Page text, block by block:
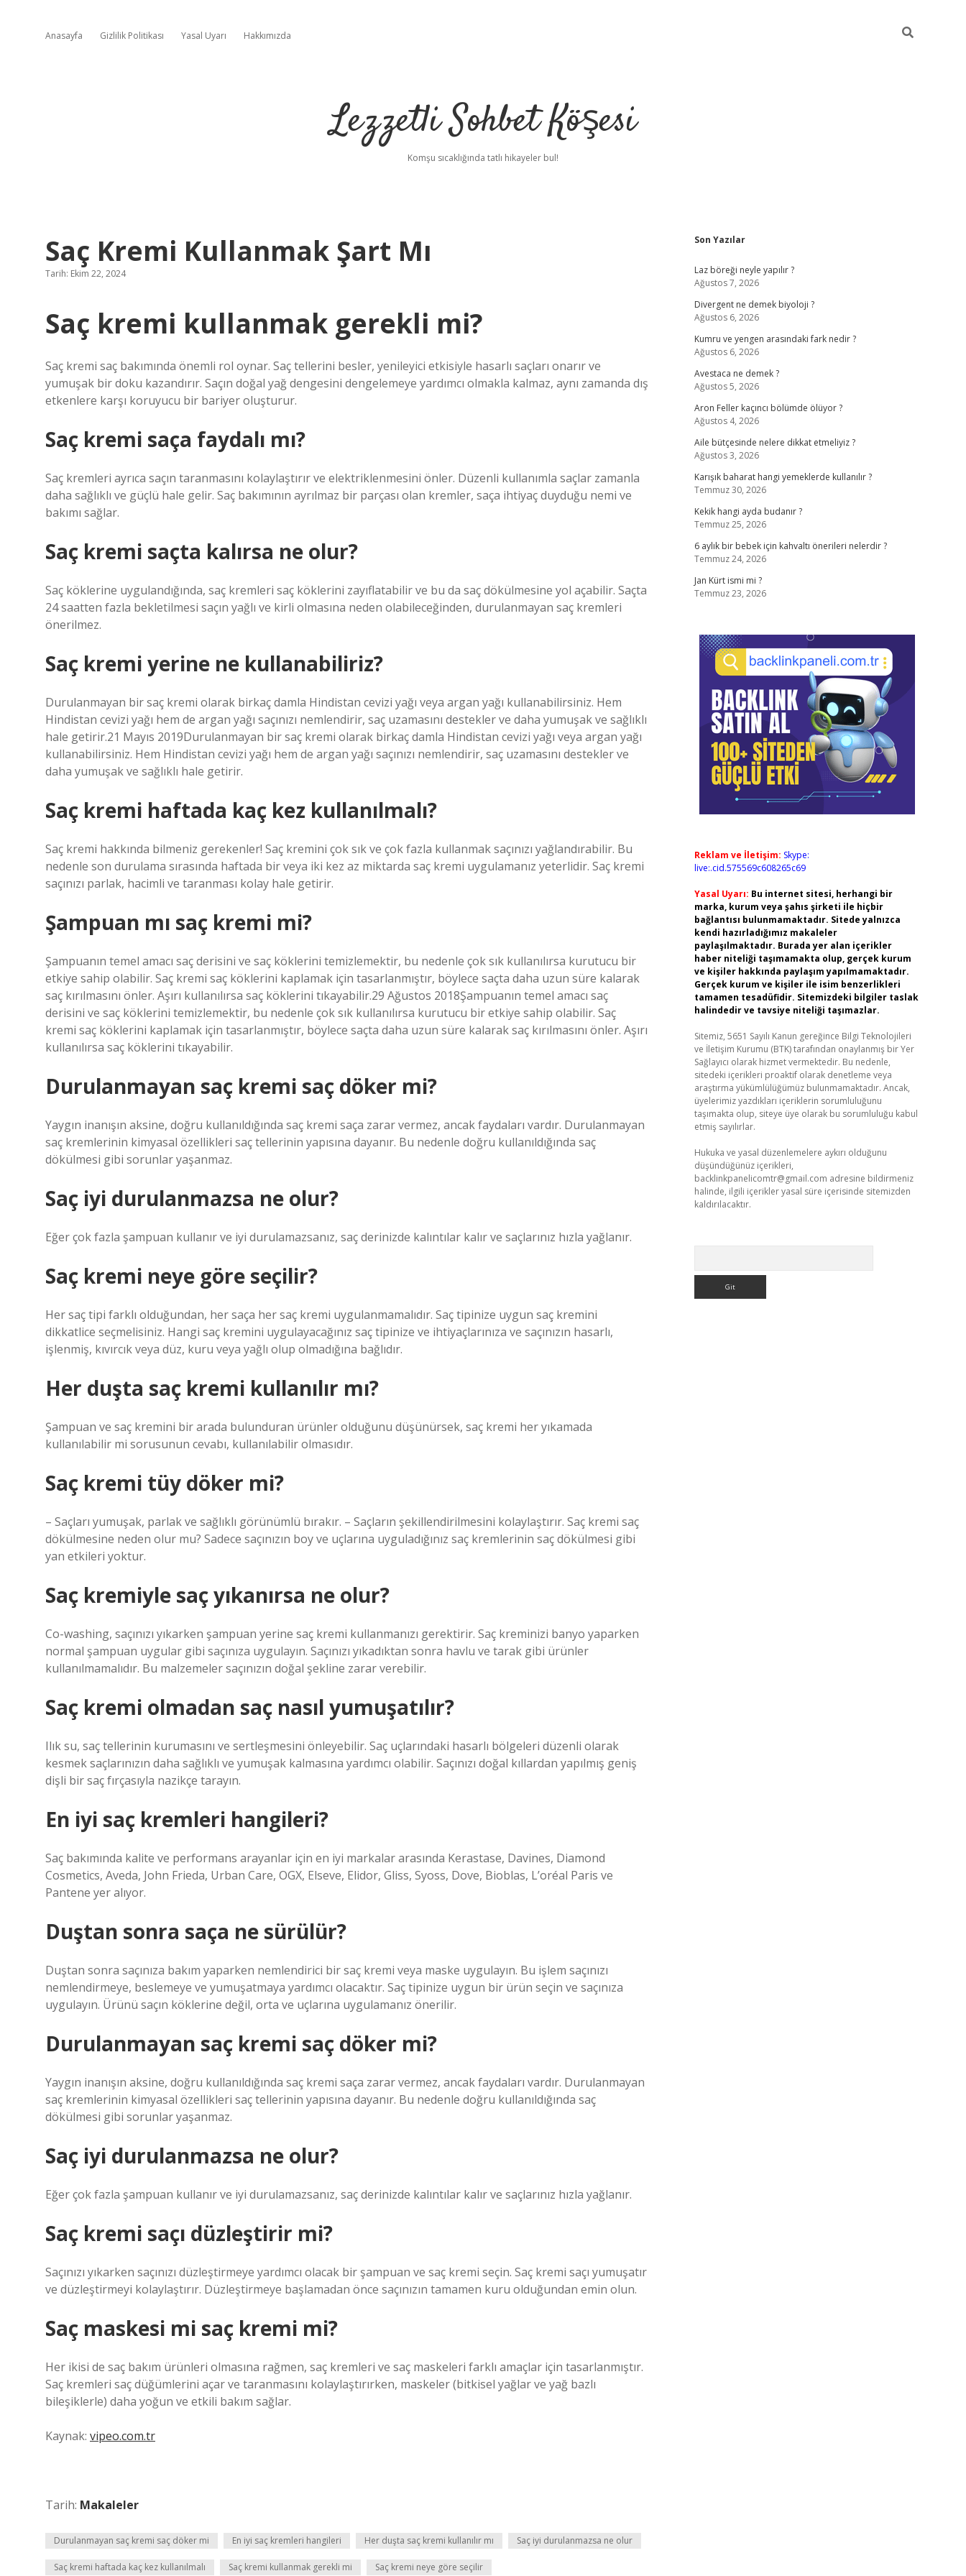
Anasayfa Gizlilik Politikası Yasal Uyarı Hakkımızda
Lezzetli Sohbet Köşesi
Komşu sıcaklığında tatlı hikayeler bul!
Saç Kremi Kullanmak Şart Mı
Tarih: Ekim 22, 2024
Saç kremi kullanmak gerekli mi?
Saç kremi saç bakımında önemli rol oynar. Saç tellerini besler, yenileyici etkisiyle hasarlı saçları onarır ve
yumuşak bir doku kazandırır. Saçın doğal yağ dengesini dengelemeye yardımcı olmakla kalmaz, aynı zamanda dış
etkenlere karşı koruyucu bir bariyer oluşturur.
Saç kremi saça faydalı mı?
Saç kremleri ayrıca saçın taranmasını kolaylaştırır ve elektriklenmesini önler. Düzenli kullanımla saçlar zamanla
daha sağlıklı ve güçlü hale gelir. Saç bakımının ayrılmaz bir parçası olan kremler, saça ihtiyaç duyduğu nemi ve
bakımı sağlar.
Saç kremi saçta kalırsa ne olur?
Saç köklerine uygulandığında, saç kremleri saç köklerini zayıflatabilir ve bu da saç dökülmesine yol açabilir. Saçta
24 saatten fazla bekletilmesi saçın yağlı ve kirli olmasına neden olabileceğinden, durulanmayan saç kremleri
önerilmez.
Saç kremi yerine ne kullanabiliriz?
Durulanmayan bir saç kremi olarak birkaç damla Hindistan cevizi yağı veya argan yağı kullanabilirsiniz. Hem
Hindistan cevizi yağı hem de argan yağı saçınızı nemlendirir, saç uzamasını destekler ve daha yumuşak ve sağlıklı
hale getirir.21 Mayıs 2019Durulanmayan bir saç kremi olarak birkaç damla Hindistan cevizi yağı veya argan yağı
kullanabilirsiniz. Hem Hindistan cevizi yağı hem de argan yağı saçınızı nemlendirir, saç uzamasını destekler ve
daha yumuşak ve sağlıklı hale getirir.
Saç kremi haftada kaç kez kullanılmalı?
Saç kremi hakkında bilmeniz gerekenler! Saç kremini çok sık ve çok fazla kullanmak saçınızı yağlandırabilir. Bu
nedenle son durulama sırasında haftada bir veya iki kez az miktarda saç kremi uygulamanız yeterlidir. Saç kremi
saçınızı parlak, hacimli ve taranması kolay hale getirir.
Şampuan mı saç kremi mi?
Şampuanın temel amacı saç derisini ve saç köklerini temizlemektir, bu nedenle çok sık kullanılırsa kurutucu bir
etkiye sahip olabilir. Saç kremi saç köklerini kaplamak için tasarlanmıştır, böylece saçta daha uzun süre kalarak
saç kırılmasını önler. Aşırı kullanılırsa saç köklerini tıkayabilir.29 Ağustos 2018Şampuanın temel amacı saç
derisini ve saç köklerini temizlemektir, bu nedenle çok sık kullanılırsa kurutucu bir etkiye sahip olabilir. Saç
kremi saç köklerini kaplamak için tasarlanmıştır, böylece saçta daha uzun süre kalarak saç kırılmasını önler. Aşırı
kullanılırsa saç köklerini tıkayabilir.
Durulanmayan saç kremi saç döker mi?
Yaygın inanışın aksine, doğru kullanıldığında saç kremi saça zarar vermez, ancak faydaları vardır. Durulanmayan
saç kremlerinin kimyasal özellikleri saç tellerinin yapısına dayanır. Bu nedenle doğru kullanıldığında saç
dökülmesi gibi sorunlar yaşanmaz.
Saç iyi durulanmazsa ne olur?
Eğer çok fazla şampuan kullanır ve iyi durulamazsanız, saç derinizde kalıntılar kalır ve saçlarınız hızla yağlanır.
Saç kremi neye göre seçilir?
Her saç tipi farklı olduğundan, her saça her saç kremi uygulanmamalıdır. Saç tipinize uygun saç kremini
dikkatlice seçmelisiniz. Hangi saç kremini uygulayacağınız saç tipinize ve ihtiyaçlarınıza ve saçınızın hasarlı,
işlenmiş, kıvırcık veya düz, kuru veya yağlı olup olmadığına bağlıdır.
Her duşta saç kremi kullanılır mı?
Şampuan ve saç kremini bir arada bulunduran ürünler olduğunu düşünürsek, saç kremi her yıkamada
kullanılabilir mi sorusunun cevabı, kullanılabilir olmasıdır.
Saç kremi tüy döker mi?
– Saçları yumuşak, parlak ve sağlıklı görünümlü bırakır. – Saçların şekillendirilmesini kolaylaştırır. Saç kremi saç
dökülmesine neden olur mu? Sadece saçınızın boy ve uçlarına uyguladığınız saç kremlerinin saç dökülmesi gibi
yan etkileri yoktur.
Saç kremiyle saç yıkanırsa ne olur?
Co-washing, saçınızı yıkarken şampuan yerine saç kremi kullanmanızı gerektirir. Saç kreminizi banyo yaparken
normal şampuan uygular gibi saçınıza uygulayın. Saçınızı yıkadıktan sonra havlu ve tarak gibi ürünler
kullanılmamalıdır. Bu malzemeler saçınızın doğal şekline zarar verebilir.
Saç kremi olmadan saç nasıl yumuşatılır?
Ilık su, saç tellerinin kurumasını ve sertleşmesini önleyebilir. Saç uçlarındaki hasarlı bölgeleri düzenli olarak
kesmek saçlarınızın daha sağlıklı ve yumuşak kalmasına yardımcı olabilir. Saçınızı doğal kıllardan yapılmış geniş
dişli bir saç fırçasıyla nazikçe tarayın.
En iyi saç kremleri hangileri?
Saç bakımında kalite ve performans arayanlar için en iyi markalar arasında Kerastase, Davines, Diamond
Cosmetics, Aveda, John Frieda, Urban Care, OGX, Elseve, Elidor, Gliss, Syoss, Dove, Bioblas, L’oréal Paris ve
Pantene yer alıyor.
Duştan sonra saça ne sürülür?
Duştan sonra saçınıza bakım yaparken nemlendirici bir saç kremi veya maske uygulayın. Bu işlem saçınızı
nemlendirmeye, beslemeye ve yumuşatmaya yardımcı olacaktır. Saç tipinize uygun bir ürün seçin ve saçınıza
uygulayın. Ürünü saçın köklerine değil, orta ve uçlarına uygulamanız önerilir.
Durulanmayan saç kremi saç döker mi?
Yaygın inanışın aksine, doğru kullanıldığında saç kremi saça zarar vermez, ancak faydaları vardır. Durulanmayan
saç kremlerinin kimyasal özellikleri saç tellerinin yapısına dayanır. Bu nedenle doğru kullanıldığında saç
dökülmesi gibi sorunlar yaşanmaz.
Saç iyi durulanmazsa ne olur?
Eğer çok fazla şampuan kullanır ve iyi durulamazsanız, saç derinizde kalıntılar kalır ve saçlarınız hızla yağlanır.
Saç kremi saçı düzleştirir mi?
Saçınızı yıkarken saçınızı düzleştirmeye yardımcı olacak bir şampuan ve saç kremi seçin. Saç kremi saçı yumuşatır
ve düzleştirmeyi kolaylaştırır. Düzleştirmeye başlamadan önce saçınızın tamamen kuru olduğundan emin olun.
Saç maskesi mi saç kremi mi?
Her ikisi de saç bakım ürünleri olmasına rağmen, saç kremleri ve saç maskeleri farklı amaçlar için tasarlanmıştır.
Saç kremleri saç düğümlerini açar ve taranmasını kolaylaştırırken, maskeler (bitkisel yağlar ve yağ bazlı
bileşiklerle) daha yoğun ve etkili bakım sağlar.
Kaynak: vipeo.com.tr
Tarih: Makaleler
Durulanmayan saç kremi saç döker mi En iyi saç kremleri hangileri Her duşta saç kremi kullanılır mı Saç iyi durulanmazsa ne olur
Saç kremi haftada kaç kez kullanılmalı Saç kremi kullanmak gerekli mi Saç kremi neye göre seçilir
Sidebar
Son Yazılar
Laz böreği neyle yapılır ?
Ağustos 7, 2026
Divergent ne demek biyoloji ?
Ağustos 6, 2026
Kumru ve yengen arasındaki fark nedir ?
Ağustos 6, 2026
Avestaca ne demek ?
Ağustos 5, 2026
Aron Feller kaçıncı bölümde ölüyor ?
Ağustos 4, 2026
Aile bütçesinde nelere dikkat etmeliyiz ?
Ağustos 3, 2026
Karışık baharat hangi yemeklerde kullanılır ?
Temmuz 30, 2026
Kekik hangi ayda budanır ?
Temmuz 25, 2026
6 aylık bir bebek için kahvaltı önerileri nelerdir ?
Temmuz 24, 2026
Jan Kürt ismi mi ?
Temmuz 23, 2026
Reklam ve İletişim: Skype:
live:.cid.575569c608265c69
Yasal Uyarı: Bu internet sitesi, herhangi bir
marka, kurum veya şahıs şirketi ile hiçbir
bağlantısı bulunmamaktadır. Sitede yalnızca
kendi hazırladığımız makaleler
paylaşılmaktadır. Burada yer alan içerikler
haber niteliği taşımamakta olup, gerçek kurum
ve kişiler hakkında paylaşım yapılmamaktadır.
Gerçek kurum ve kişiler ile isim benzerlikleri
tamamen tesadüfidir. Sitemizdeki bilgiler taslak
halindedir ve tavsiye niteliği taşımazlar.
Sitemiz, 5651 Sayılı Kanun gereğince Bilgi Teknolojileri
ve İletişim Kurumu (BTK) tarafından onaylanmış bir Yer
Sağlayıcı olarak hizmet vermektedir. Bu nedenle,
sitedeki içerikleri proaktif olarak denetleme veya
araştırma yükümlülüğümüz bulunmamaktadır. Ancak,
üyelerimiz yazdıkları içeriklerin sorumluluğunu
taşımakta olup, siteye üye olarak bu sorumluluğu kabul
etmiş sayılırlar.
Hukuka ve yasal düzenlemelere aykırı olduğunu
düşündüğünüz içerikleri,
backlinkpanelicomtr@gmail.com adresine bildirmeniz
halinde, ilgili içerikler yasal süre içerisinde sitemizden
kaldırılacaktır.
vdcasino güncel giriş